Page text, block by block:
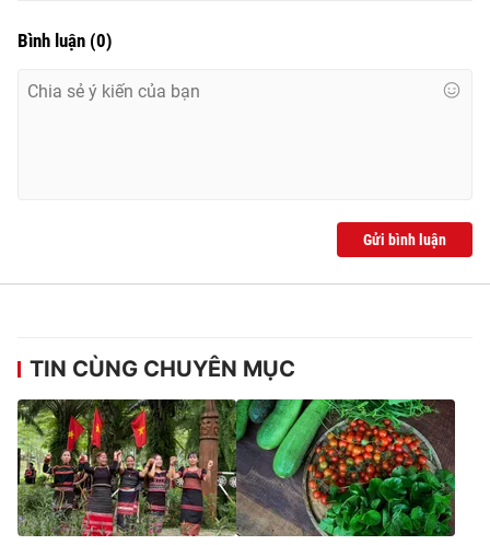
Bình luận (0)
Gửi bình luận
TIN CÙNG CHUYÊN MỤC